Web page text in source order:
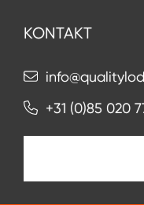
KONTAKT
+31 (0)85 020